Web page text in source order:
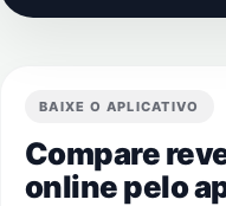
BAIXE O APLICATIVO
Compare
online pelo